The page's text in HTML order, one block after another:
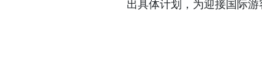
出具体计划，为迎接国际游